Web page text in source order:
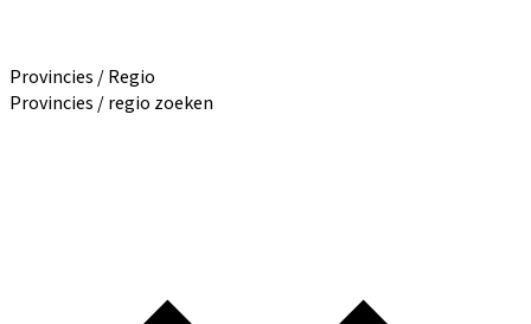
Provincies / Regio
Provincies / regio zoeken